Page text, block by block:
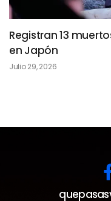
Registran 13
en Japón
Julio 29, 2026